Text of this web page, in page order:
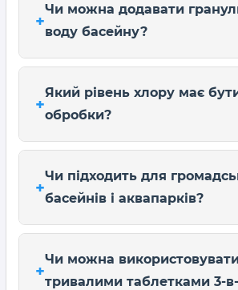
Чи можна додавати
воду басейну?
Який рівень хлору має
обробки?
Чи підходить для
басейнів і аквапарків?
Чи можна
тривалими таблетками 3-в-